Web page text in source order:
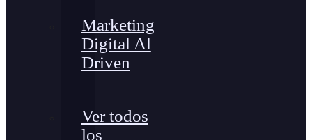
Marketing
Digital Al
Driven
Ver todos
los